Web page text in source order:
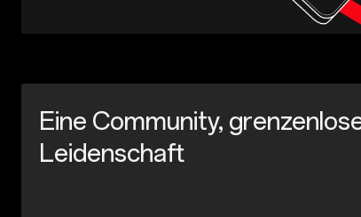
Eine Community,
Leidenschaft